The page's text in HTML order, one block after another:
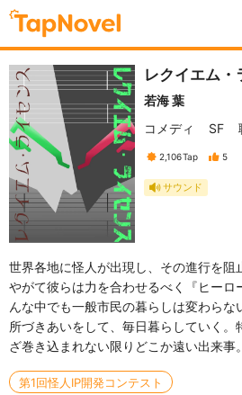
レクイエム・
若海 葉
コメディ
SF
2,106Tap 5
サウンド
世界各地に怪人が出現し、その進行を阻
やがて彼らは力を合わせるべく『ヒーロ
んな中でも一般市民の暮らしは変わらな
所づきあいをして、毎日暮らしていく。
ざ巻き込まれない限りどこか遠い出来事
第1回怪人IP開発コンテスト